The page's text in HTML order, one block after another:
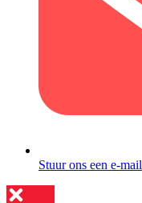
Stuur ons een e-mail